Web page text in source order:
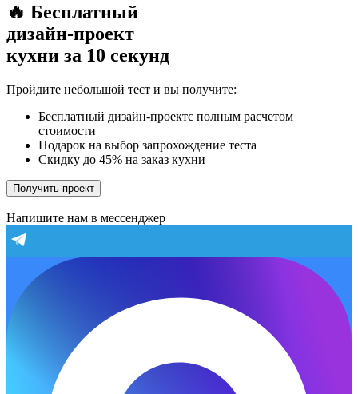
🔥 Бесплатный
дизайн-проект
кухни за 10 секунд
Пройдите небольшой тест и вы получите:
Бесплатный дизайн-проектс полным расчетом
стоимости
Подарок на выбор запрохождение теста
Скидку до 45% на заказ кухни
Получить проект
Напишите нам в мессенджер